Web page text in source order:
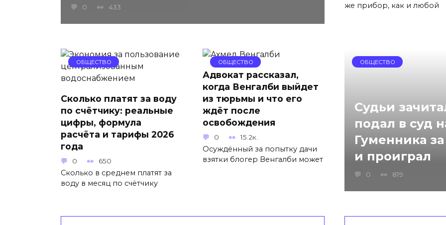
0 433
же прибор, как и любой
ОБЩЕСТВО
Сколько платят за воду
по счётчику: реальные
цифры, формула
расчёта и тарифы 2026
года
0 650
Сколько в среднем платят за
воду в месяц по счётчику
ОБЩЕСТВО
Адвокат рассказал,
когда Венгалби выйдет
из тюрьмы и что его
ждёт после
освобождения
0 15.2к.
Осуждённый за попытку дачи
взятки блогер Венгалби может
ОБЩЕСТВО
Судьи
подал в суд
Гуменника
и проиграл
0 819